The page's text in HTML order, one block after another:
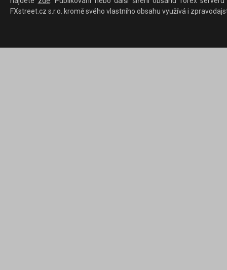
FXstreet.cz s.r.o. kromě svého vlastního obsahu využívá i